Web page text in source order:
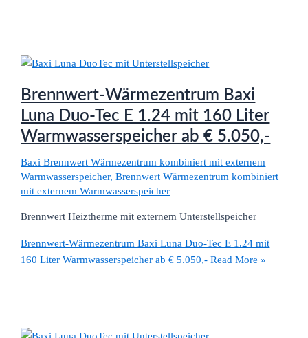
Brennwert-Wärmezentrum Baxi
Luna Duo-Tec E 1.24 mit 160 Liter
Warmwasserspeicher ab € 5.050,-
Baxi Brennwert Wärmezentrum kombiniert mit externem
Warmwasserspeicher,Brennwert Wärmezentrum kombiniert
mit externem Warmwasserspeicher
Brennwert Heiztherme mit externem Unterstellspeicher
Brennwert-Wärmezentrum Baxi Luna Duo-Tec E 1.24 mit
160 Liter Warmwasserspeicher ab € 5.050,- Read More »